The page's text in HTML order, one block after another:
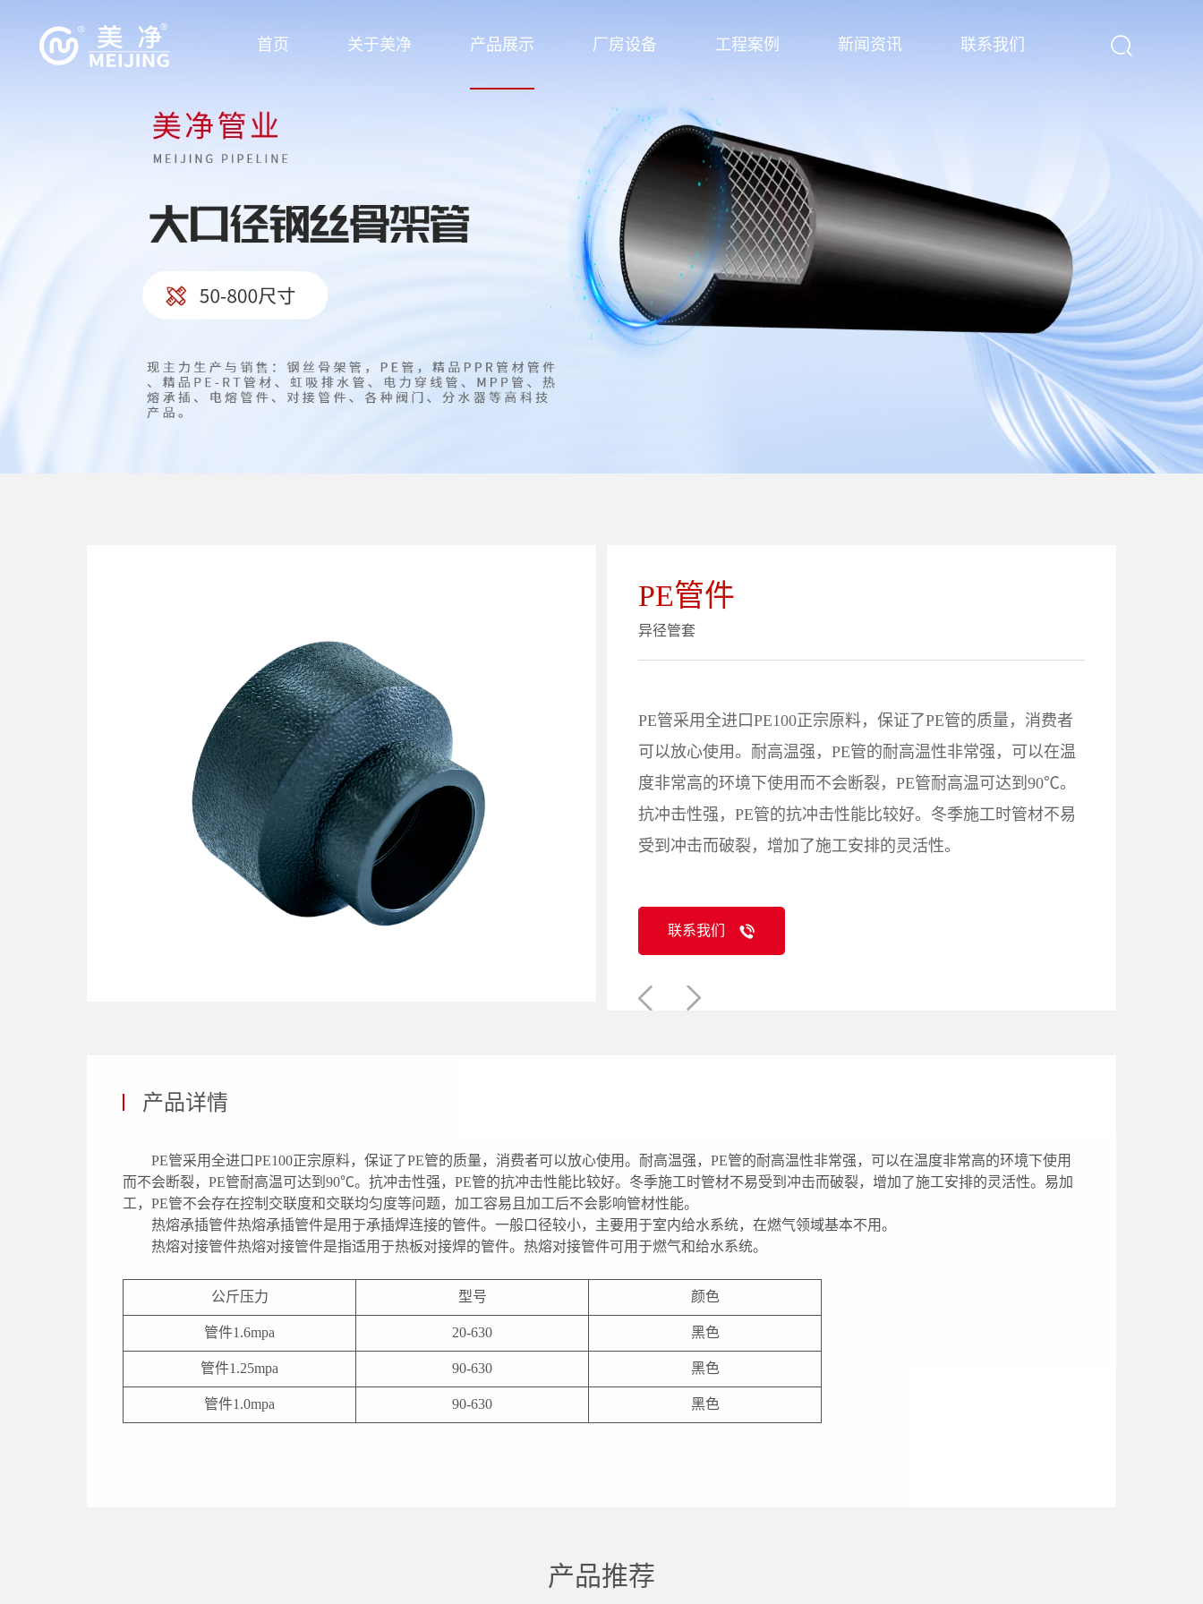
首页 关于美净 产品展示 厂房设备 工程案例 新闻资讯 联系我们
PE管件
异径管套
PE管采用全进口PE100正宗原料，保证了PE管的质量，消费者
可以放心使用。耐高温强，PE管的耐高温性非常强，可以在温
度非常高的环境下使用而不会断裂，PE管耐高温可达到90℃。
抗冲击性强，PE管的抗冲击性能比较好。冬季施工时管材不易
受到冲击而破裂，增加了施工安排的灵活性。
联系我们
产品详情
PE管采用全进口PE100正宗原料，保证了PE管的质量，消费者可以放心使用。耐高温强，PE管的耐高温性非常强，可以在温度非常高的环境下使用
而不会断裂，PE管耐高温可达到90℃。抗冲击性强，PE管的抗冲击性能比较好。冬季施工时管材不易受到冲击而破裂，增加了施工安排的灵活性。易加
工，PE管不会存在控制交联度和交联均匀度等问题，加工容易且加工后不会影响管材性能。
热熔承插管件热熔承插管件是用于承插焊连接的管件。一般口径较小，主要用于室内给水系统，在燃气领域基本不用。
热熔对接管件热熔对接管件是指适用于热板对接焊的管件。热熔对接管件可用于燃气和给水系统。
公斤压力 型号 颜色
管件1.6mpa 20-630 黑色
管件1.25mpa 90-630 黑色
管件1.0mpa 90-630 黑色
产品推荐